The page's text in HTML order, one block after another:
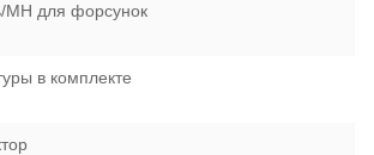
МН для форсунок
в комплекте